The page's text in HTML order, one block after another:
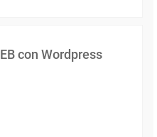
con Wordpress